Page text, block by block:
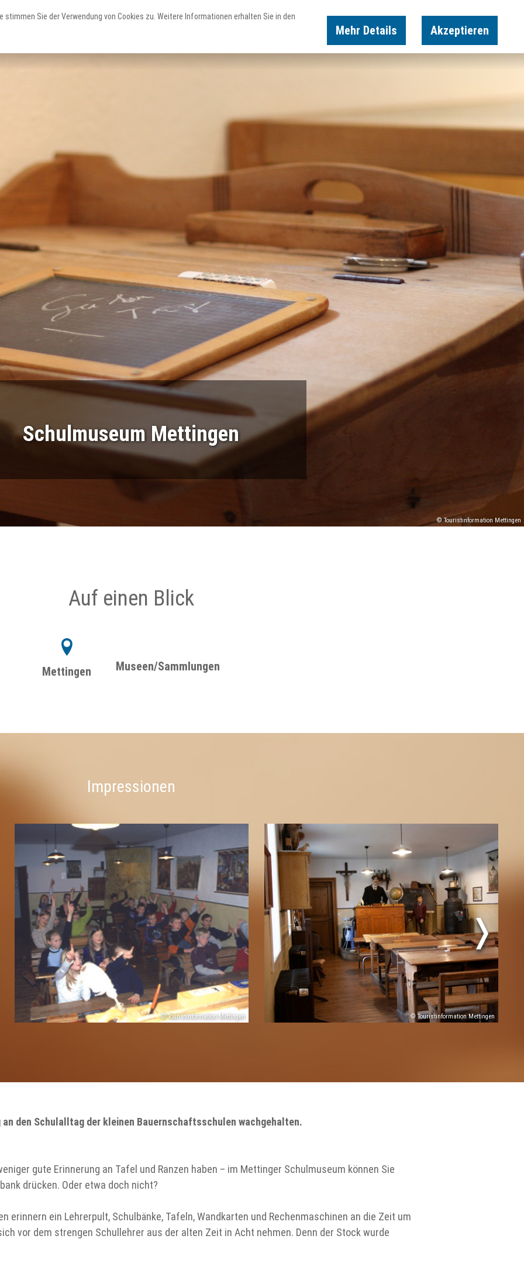
Staunen
Karte Suche Buchen
Schulmuseum Mettingen
© Touristinformation Mettingen
Auf einen Blick
Mettingen Museen/Sammlungen
Impressionen
© Touristinformation Mettingen © Touristinformation Mettingen
an den Schulalltag der kleinen Bauernschaftsschulen wachgehalten.
gute Erinnerung an Tafel und Ranzen haben – im Mettinger Schulmuseum können Sie
drücken. Oder etwa doch nicht?
erinnern ein Lehrerpult, Schulbänke, Tafeln, Wandkarten und Rechenmaschinen an die Zeit um
vor dem strengen Schullehrer aus der alten Zeit in Acht nehmen. Denn der Stock wurde
Sie der Verwendung von Cookies zu. Weitere Informationen erhalten Sie in den
Mehr Details Akzeptieren